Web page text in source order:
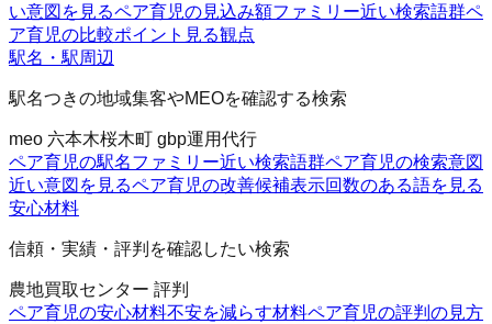
い意図を見るペア育児の見込み額ファミリー近い検索語群ペ
ア育児の比較ポイント 見る観点
駅名・駅周辺
駅名つきの地域集客やMEOを確認する検索
meo 六本木桜木町 gbp運用代行
ペア育児の駅名ファミリー近い検索語群ペア育児の検索意図
近い意図を見るペア育児の改善候補表示回数のある語を見る
安心材料
信頼・実績・評判を確認したい検索
農地買取センター 評判
ペア育児の安心材料不安を減らす材料ペア育児の評判の見方